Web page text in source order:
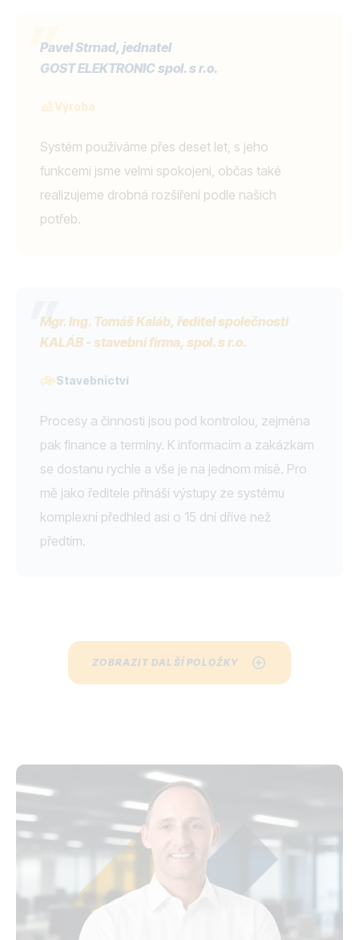
Pavel Strnad, jednatel
GOST ELEKTRONIC spol. s r.o.
Výroba
Systém používáme přes deset let, s jeho
funkcemi jsme velmi spokojeni, občas také
realizujeme drobná rozšíření podle našich
potřeb.
Mgr. Ing. Tomáš Kaláb, ředitel společnosti
KALÁB - stavební firma, spol. s r.o.
Stavebnictví
Procesy a činnosti jsou pod kontrolou, zejména
pak finance a termíny. K informacím a zakázkam
se dostanu rychle a vše je na jednom mísě. Pro
mě jako ředitele přináší výstupy ze systému
komplexní předhled asi o 15 dní dříve než
předtím.
ZOBRAZIT DALŠÍ POLOŽKY